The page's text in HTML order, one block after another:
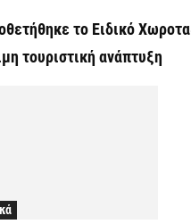
το Ειδικό
τουριστική ανάπτυξη